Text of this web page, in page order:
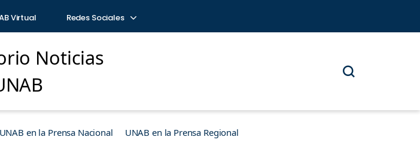
Virtual Redes Sociales
Noticias
UNAB en la Prensa Nacional UNAB en la Prensa Regional